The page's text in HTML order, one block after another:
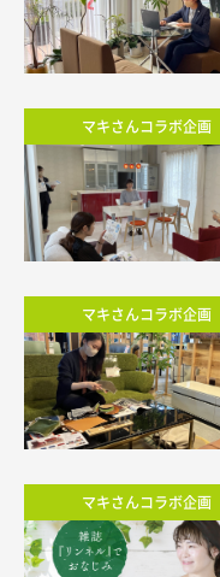
マキさんコラボ企画
マキさんコラボ企画
マキさんコラボ企画